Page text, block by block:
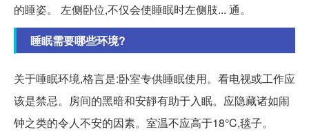
的睡姿。 左侧卧位,不仅会使睡眠时左侧肢... 通。
睡眠需要哪些环境?
关于唾眠环境,格言是:卧室专供睡眠使用。看电视或工作应
该是禁忌。房间的黑暗和安靜有助于入眠。应隐藏诸如闹
钟之类的令人不安的因素。室温不应高于18°C,毯子。